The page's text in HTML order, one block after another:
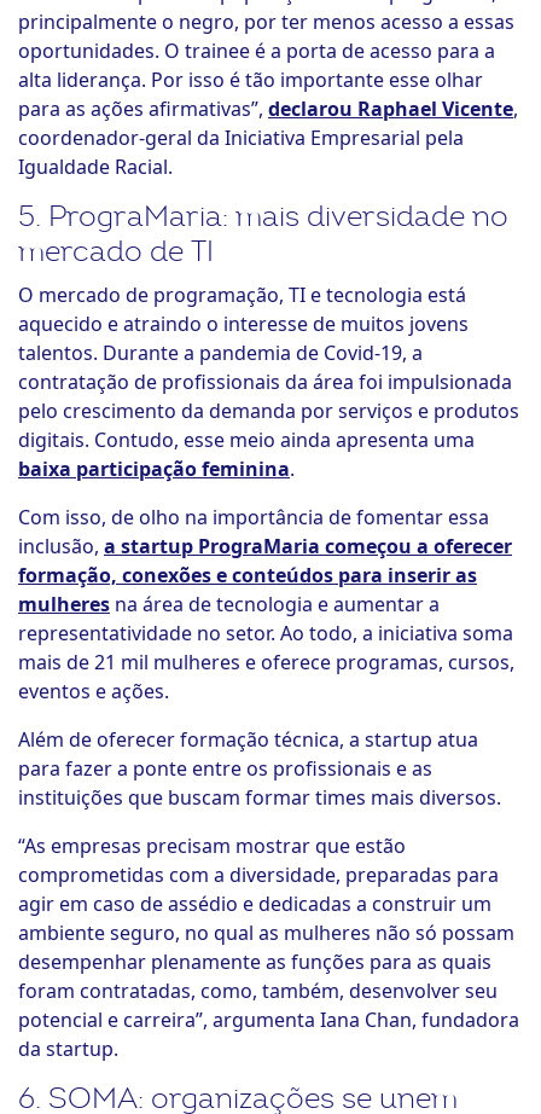
principalmente o negro, por ter menos acesso a essas
oportunidades. O trainee é a porta de acesso para a
alta liderança. Por isso é tão importante esse olhar
para as ações afirmativas”, declarou Raphael Vicente,
coordenador-geral da Iniciativa Empresarial pela
Igualdade Racial.
5. PrograMaria: mais diversidade no
mercado de TI
O mercado de programação, TI e tecnologia está
aquecido e atraindo o interesse de muitos jovens
talentos. Durante a pandemia de Covid-19, a
contratação de profissionais da área foi impulsionada
pelo crescimento da demanda por serviços e produtos
digitais. Contudo, esse meio ainda apresenta uma
baixa participação feminina.
Com isso, de olho na importância de fomentar essa
inclusão, a startup PrograMaria começou a oferecer
formação, conexões e conteúdos para inserir as
mulheres na área de tecnologia e aumentar a
representatividade no setor. Ao todo, a iniciativa soma
mais de 21 mil mulheres e oferece programas, cursos,
eventos e ações.
Além de oferecer formação técnica, a startup atua
para fazer a ponte entre os profissionais e as
instituições que buscam formar times mais diversos.
“As empresas precisam mostrar que estão
comprometidas com a diversidade, preparadas para
agir em caso de assédio e dedicadas a construir um
ambiente seguro, no qual as mulheres não só possam
desempenhar plenamente as funções para as quais
foram contratadas, como, também, desenvolver seu
potencial e carreira”, argumenta Iana Chan, fundadora
da startup.
6. SOMA: organizações se unem